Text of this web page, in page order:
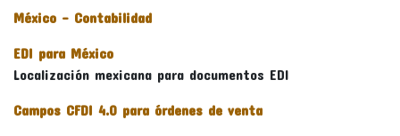
México - Contabilidad
EDI para México
Localización mexicana para documentos EDI
Campos CFDI 4.0 para órdenes de venta